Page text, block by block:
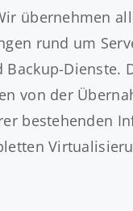
übernehmen
rund um
Backup-Dienste.
von der
bestehenden